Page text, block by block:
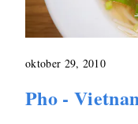
oktober 29, 2010
Pho -